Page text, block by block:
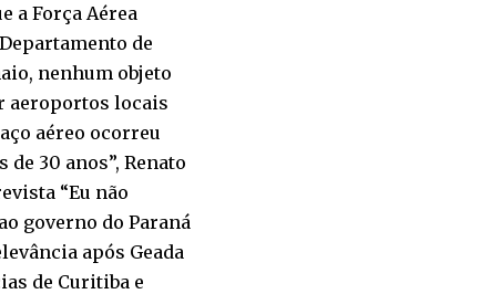
a Força Aérea
de
nenhum objeto
aeroportos locais
aéreo ocorreu
30 anos”, Renato
“Eu não
governo do Paraná
após Geada
de Curitiba e